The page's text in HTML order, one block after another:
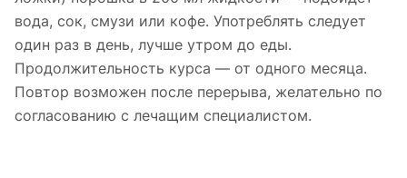
вода, сок, смузи или кофе. Употреблять следует
один раз в день, лучше утром до еды.
Продолжительность курса — от одного месяца.
Повтор возможен после перерыва, желательно по
согласованию с лечащим специалистом.